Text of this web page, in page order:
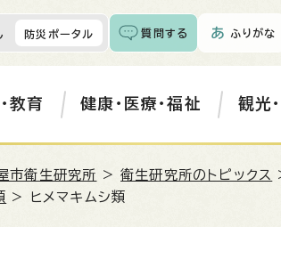
防災ポータル 質問する ふりがな
教育 健康・医療・福祉 観光
市衛生研究所 >衛生研究所のトピックス
> ヒメマキムシ類